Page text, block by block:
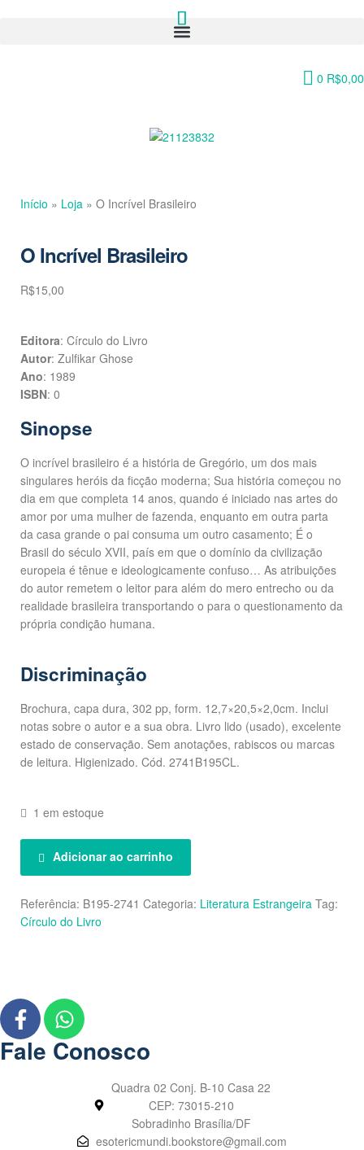
0 R$0,00
Início » Loja » O Incrível Brasileiro
O Incrível Brasileiro
R$15,00
Editora: Círculo do Livro
Autor: Zulfikar Ghose
Ano: 1989
ISBN: 0
Sinopse
O incrível brasileiro é a história de Gregório, um dos mais
singulares heróis da ficção moderna; Sua história começou no
dia em que completa 14 anos, quando é iniciado nas artes do
amor por uma mulher de fazenda, enquanto em outra parta
da casa grande o pai consuma um outro casamento; É o
Brasil do século XVII, país em que o domínio da civilização
europeia é tênue e ideologicamente confuso… As atribuições
do autor remetem o leitor para além do mero entrecho ou da
realidade brasileira transportando o para o questionamento da
própria condição humana.
Discriminação
Brochura, capa dura, 302 pp, form. 12,7×20,5×2,0cm. Inclui
notas sobre o autor e a sua obra. Livro lido (usado), excelente
estado de conservação. Sem anotações, rabiscos ou marcas
de leitura. Higienizado. Cód. 2741B195CL.
1 em estoque
Adicionar ao carrinho
Referência: B195-2741 Categoria: Literatura Estrangeira Tag:
Círculo do Livro
Fale Conosco
Quadra 02 Conj. B-10 Casa 22
CEP: 73015-210
Sobradinho Brasília/DF
esotericmundi.bookstore@gmail.com